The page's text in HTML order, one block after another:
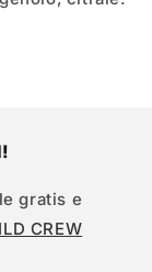
gratis e
CREW